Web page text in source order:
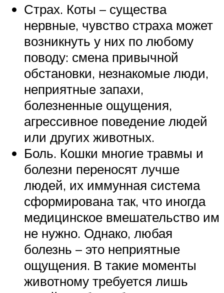
Страх. Коты – существа
нервные, чувство страха может
возникнуть у них по любому
поводу: смена привычной
обстановки, незнакомые люди,
неприятные запахи,
болезненные ощущения,
агрессивное поведение людей
или других животных.
Боль. Кошки многие травмы и
болезни переносят лучше
людей, их иммунная система
сформирована так, что иногда
медицинское вмешательство им
не нужно. Однако, любая
болезнь – это неприятные
ощущения. В такие моменты
животному требуется лишь